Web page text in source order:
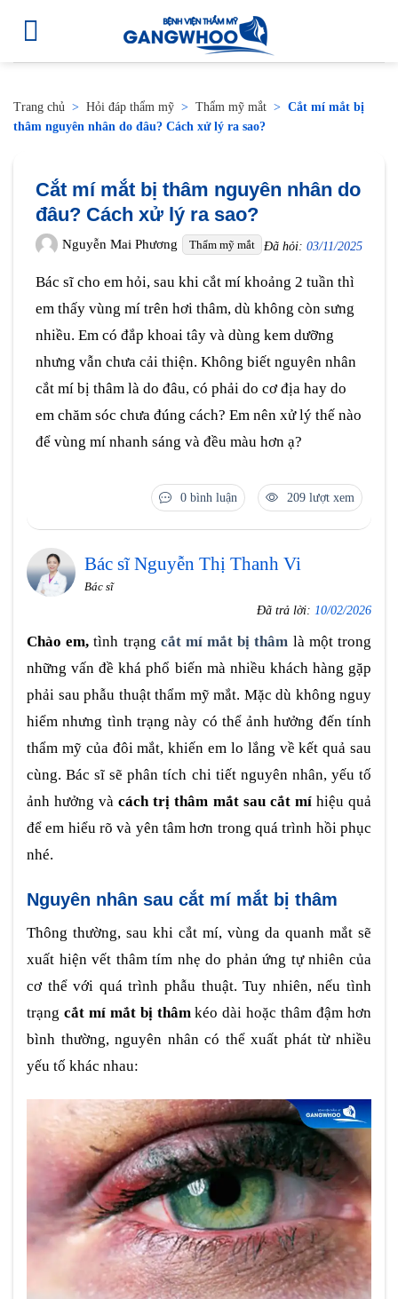
Trang chủ > Hỏi đáp thẩm mỹ > Thẩm mỹ mắt > Cắt mí mắt bị
thâm nguyên nhân do đâu? Cách xử lý ra sao?
Cắt mí mắt bị thâm nguyên nhân do
đâu? Cách xử lý ra sao?
Nguyễn Mai Phương Thẩm mỹ mắt Đã hỏi: 03/11/2025
Bác sĩ cho em hỏi, sau khi cắt mí khoảng 2 tuần thì
em thấy vùng mí trên hơi thâm, dù không còn sưng
nhiều. Em có đắp khoai tây và dùng kem dưỡng
nhưng vẫn chưa cải thiện. Không biết nguyên nhân
cắt mí bị thâm là do đâu, có phải do cơ địa hay do
em chăm sóc chưa đúng cách? Em nên xử lý thế nào
để vùng mí nhanh sáng và đều màu hơn ạ?
0 bình luận 209 lượt xem
Bác sĩ Nguyễn Thị Thanh Vi
Bác sĩ
Đã trả lời: 10/02/2026
Chào em,tình trạng cắt mí mắt bị thâm là một trong
những vấn đề khá phổ biến mà nhiều khách hàng gặp
phải sau phẫu thuật thẩm mỹ mắt. Mặc dù không nguy
hiểm nhưng tình trạng này có thể ảnh hưởng đến tính
thẩm mỹ của đôi mắt, khiến em lo lắng về kết quả sau
cùng. Bác sĩ sẽ phân tích chi tiết nguyên nhân, yếu tố
ảnh hưởng vàcách trị thâm mắt sau cắt míhiệu quả
để em hiểu rõ và yên tâm hơn trong quá trình hồi phục
nhé.
Nguyên nhân sau cắt mí mắt bị thâm
Thông thường, sau khi cắt mí, vùng da quanh mắt sẽ
xuất hiện vết thâm tím nhẹ do phản ứng tự nhiên của
cơ thể với quá trình phẫu thuật. Tuy nhiên, nếu tình
trạng cắt mí mắt bị thâmkéo dài hoặc thâm đậm hơn
bình thường, nguyên nhân có thể xuất phát từ nhiều
yếu tố khác nhau: